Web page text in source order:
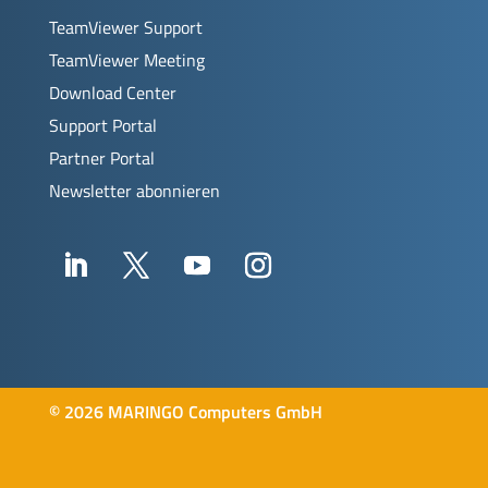
TeamViewer Support
TeamViewer Meeting
Download Center
Support Portal
Partner Portal
Newsletter abonnieren
© 2026 MARINGO Computers GmbH